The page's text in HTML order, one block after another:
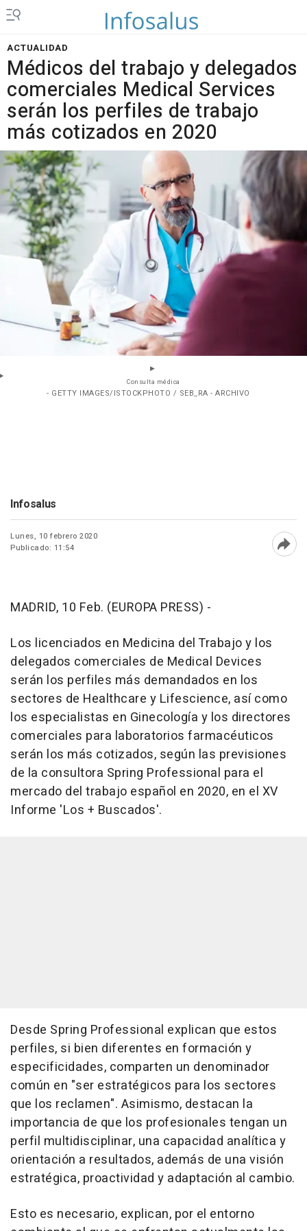
ACTUALIDAD
Médicos del trabajo y delegados
comerciales Medical Services
serán los perfiles de trabajo
más cotizados en 2020
Consulta médica
- GETTY IMAGES/ISTOCKPHOTO / SEB_RA - ARCHIVO
Infosalus
Lunes, 10 febrero 2020
Publicado: 11:54
MADRID, 10 Feb. (EUROPA PRESS) -
Los licenciados en Medicina del Trabajo y los
delegados comerciales de Medical Devices
serán los perfiles más demandados en los
sectores de Healthcare y Lifescience, así como
los especialistas en Ginecología y los directores
comerciales para laboratorios farmacéuticos
serán los más cotizados, según las previsiones
de la consultora Spring Professional para el
mercado del trabajo español en 2020, en el XV
Informe 'Los + Buscados'.
Desde Spring Professional explican que estos
perfiles, si bien diferentes en formación y
especificidades, comparten un denominador
común en "ser estratégicos para los sectores
que los reclamen". Asimismo, destacan la
importancia de que los profesionales tengan un
perfil multidisciplinar, una capacidad analítica y
orientación a resultados, además de una visión
estratégica, proactividad y adaptación al cambio.
Esto es necesario, explican, por el entorno